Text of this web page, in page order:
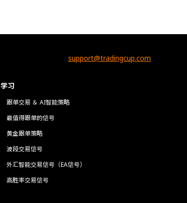
support@tradingcup.com
学习
跟单交易 ＆ AI智能策略
最值得跟单的信号
黄金跟单策略
波段交易信号
外汇智能交易信号（EA信号）
高胜率交易信号